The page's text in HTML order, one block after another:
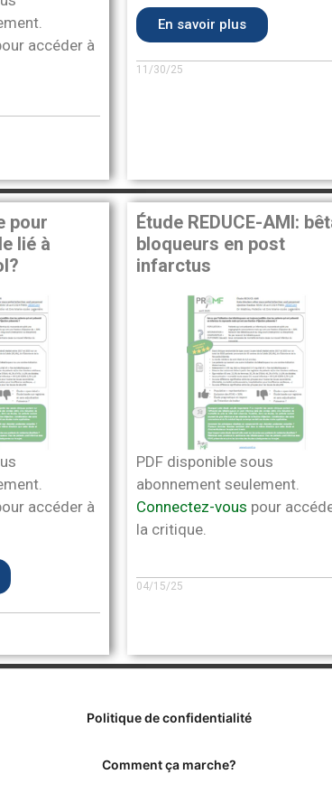
accéder à
En savoir plus
11/30/25
pour
lié à
accéder à
Étude REDUCE-AMI:
bloqueurs en post
infarctus
PDF disponible sous
abonnement seulement.
Connectez-vous pour
la critique.
04/15/25
Politique de confidentialité
Comment ça marche?